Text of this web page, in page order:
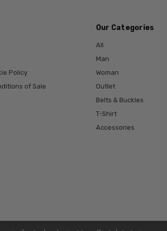
Policy
of Sale
Our Categories
All
Man
Woman
Outlet
Belts & Buckles
T-Shirt
Accessories